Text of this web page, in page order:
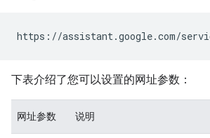
下表介绍了您可以设置的网址参数：
网址参数 说明